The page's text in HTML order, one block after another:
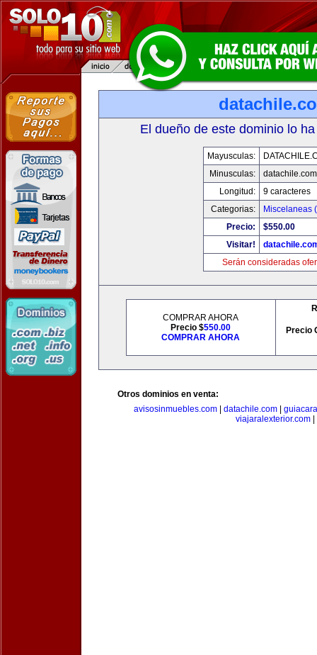
El dueño de este dominio lo
Mayusculas:
Minusculas:
datachile.com
Longitud:
9 caracteres
Categorias:
Miscelaneas
Precio:
$550.00
Visitar!
Serán consideradas
COMPRAR AHORA
Precio $550.00
COMPRAR AHORA
Precio
Otros dominios en venta:
avisosinmuebles.com
datachile.com
viajaralexterior.com